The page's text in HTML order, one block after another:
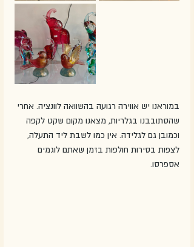
במוראנו יש אווירה רגועה בהשוואה לוונציה. אחרי
שהסתובבנו בגלריות, מצאנו מקום שקט לקפה
וכמובן גם לגלידה. אין כמו לשבת ליד התעלה,
לצפות בסירות חולפות בזמן שאתם לוגמים
אספרסו.